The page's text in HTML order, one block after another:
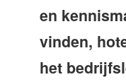
en
vinden,
het